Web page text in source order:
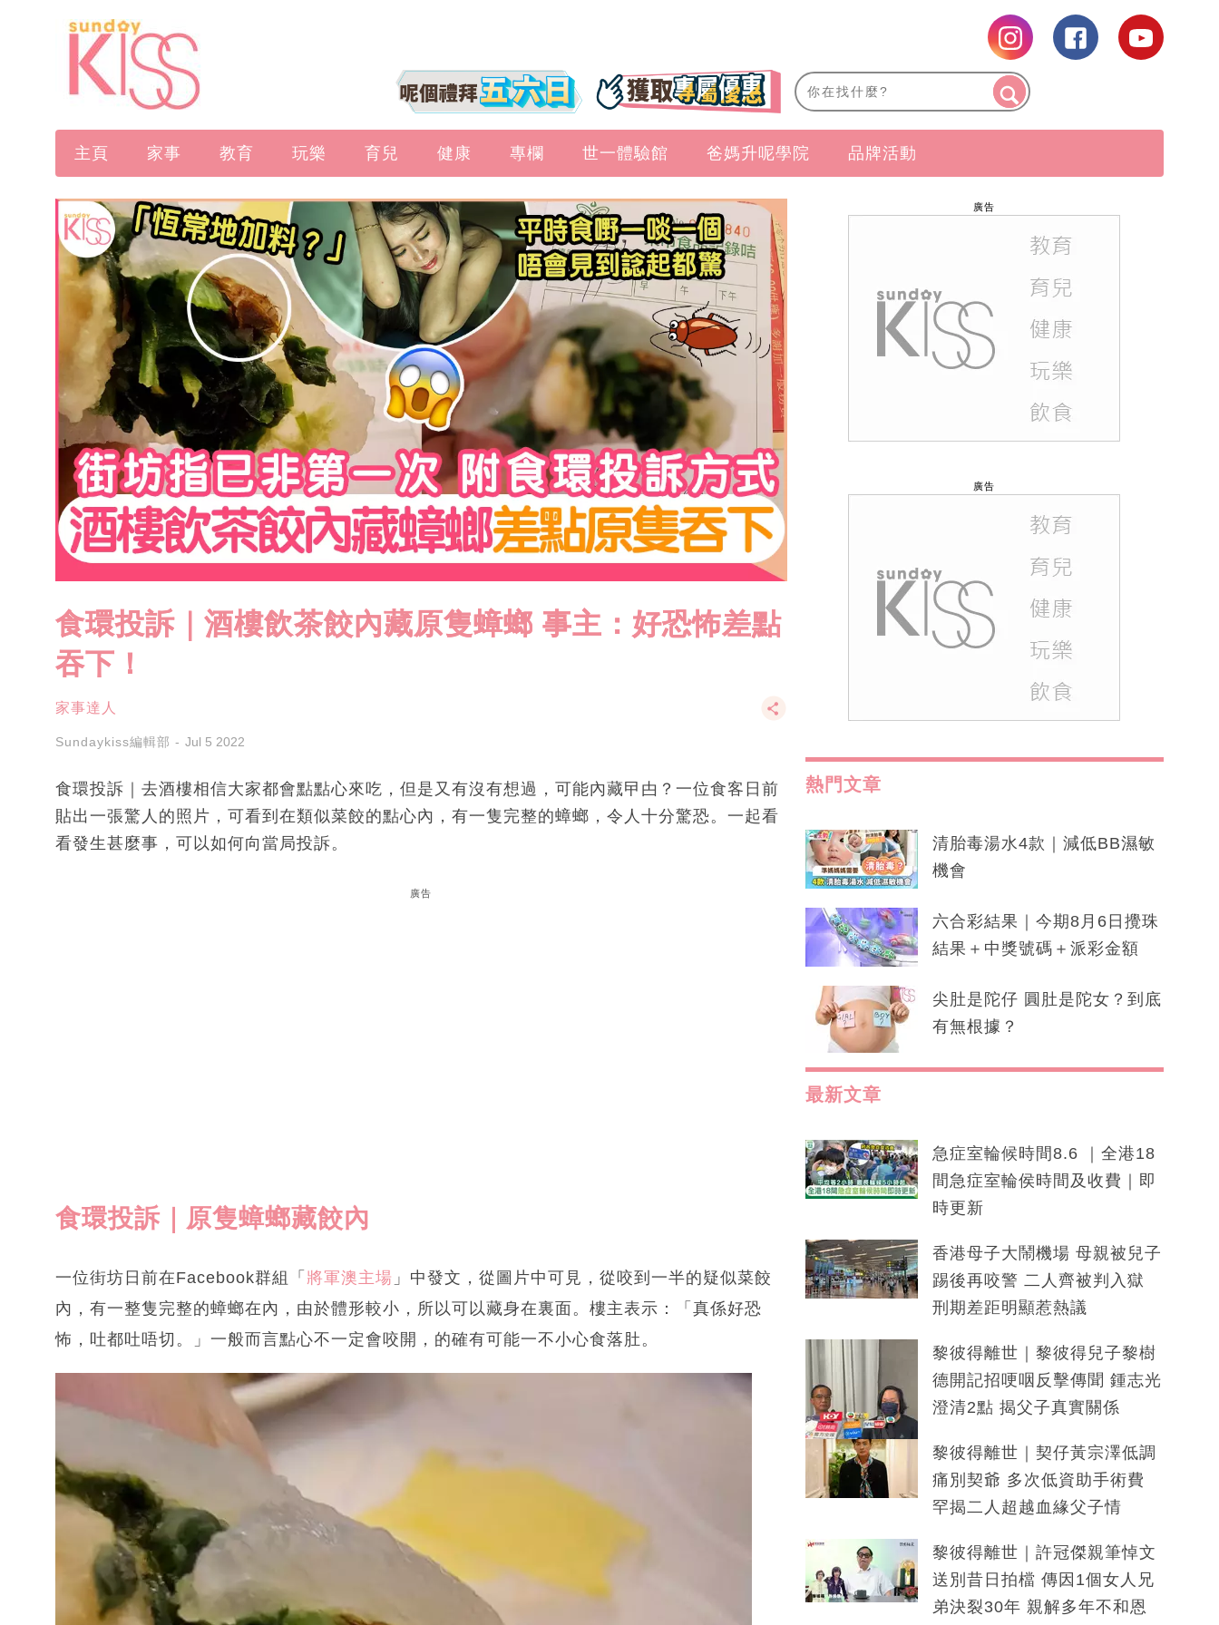
主頁 家事 教育 玩樂 育兒 健康 專欄 世一體驗館 爸媽升呢學院 品牌活動
食環投訴｜酒樓飲茶餃內藏原隻蟑螂 事主：好恐怖差點
吞下！
家事達人
Sundaykiss編輯部 Jul 5 2022
食環投訴｜去酒樓相信大家都會點點心來吃，但是又有沒有想過，可能內藏曱甴？一位食客日前
貼出一張驚人的照片，可看到在類似菜餃的點心內，有一隻完整的蟑螂，令人十分驚恐。一起看
看發生甚麼事，可以如何向當局投訴。
廣告
食環投訴｜原隻蟑螂藏餃內
一位街坊日前在Facebook群組「 將軍澳主場 」中發文，從圖片中可見，從咬到一半的疑似菜餃
內，有一整隻完整的蟑螂在內，由於體形較小，所以可以藏身在裏面。樓主表示：「真係好恐
怖，吐都吐唔切。」一般而言點心不一定會咬開，的確有可能一不小心食落肚。
廣告
廣告
熱門文章
清胎毒湯水4款｜減低BB濕敏
機會
六合彩結果｜今期8月6日攪珠
結果＋中獎號碼＋派彩金額
尖肚是陀仔 圓肚是陀女？到底
有無根據？
最新文章
急症室輪候時間8.6 ｜全港18
間急症室輪侯時間及收費｜即
時更新
香港母子大鬧機場 母親被兒子
踢後再咬警 二人齊被判入獄
刑期差距明顯惹熱議
黎彼得離世｜黎彼得兒子黎樹
德開記招哽咽反擊傳聞 鍾志光
澄清2點 揭父子真實關係
黎彼得離世｜契仔黃宗澤低調
痛別契爺 多次低資助手術費
罕揭二人超越血緣父子情
黎彼得離世｜許冠傑親筆悼文
送別昔日拍檔 傳因1個女人兄
弟決裂30年 親解多年不和恩